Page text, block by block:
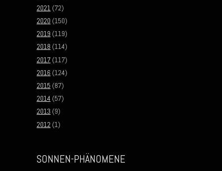
2021 (72)
2020 (150)
2019 (119)
2018 (114)
2017 (117)
2016 (124)
2015 (87)
2014 (57)
2013 (9)
2012 (1)
SONNEN-PHÄNOMENE